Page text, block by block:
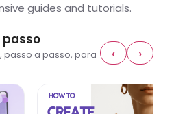
guides and tutorials.
passo
passo a passo, para
‹ ›